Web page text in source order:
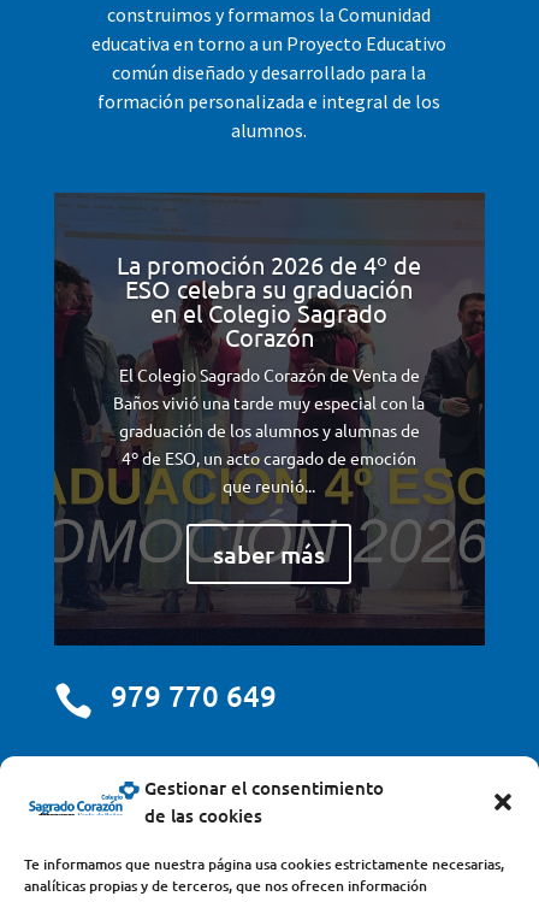
Gestionar el consentimiento
de las cookies
Te informamos que nuestra página usa cookies estrictamente necesarias,
analíticas propias y de terceros, que nos ofrecen información
construimos y formamos la Comunidad
educativa en torno a un Proyecto Educativo
común diseñado y desarrollado para la
formación personalizada e integral de los
alumnos.
La promoción 2026 de 4º de
ESO celebra su graduación
en el Colegio Sagrado
Corazón
El Colegio Sagrado Corazón de Venta de
Baños vivió una tarde muy especial con la
graduación de los alumnos y alumnas de
4º de ESO, un acto cargado de emoción
que reunió...
saber más
 979 770 649
centro@scjdehon.com
Colegio y Seminario Sagrado Corazón